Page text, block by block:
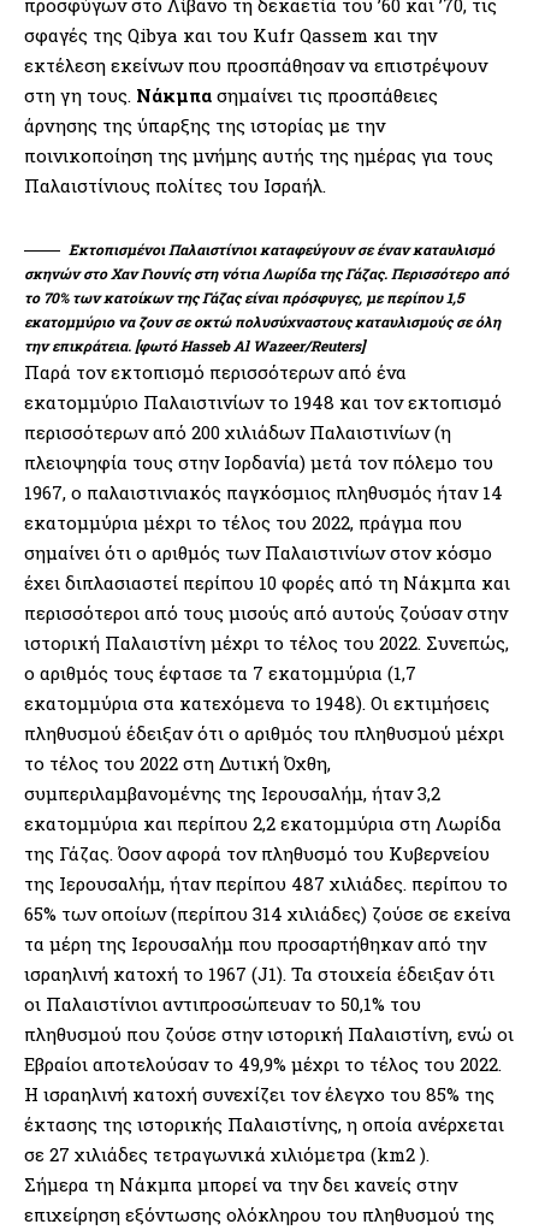
σφαγές της Qibya και του Kufr Qassem και την
εκτέλεση εκείνων που προσπάθησαν να επιστρέψουν
στη γη τους. Νάκμπα σημαίνει τις προσπάθειες
άρνησης της ύπαρξης της ιστορίας με την
ποινικοποίηση της μνήμης αυτής της ημέρας για τους
Παλαιστίνιους πολίτες του Ισραήλ.
Εκτοπισμένοι Παλαιστίνιοι καταφεύγουν σε έναν καταυλισμό
σκηνών στο Χαν Γιουνίς στη νότια Λωρίδα της Γάζας. Περισσότερο από
το 70% των κατοίκων της Γάζας είναι πρόσφυγες, με περίπου 1,5
εκατομμύριο να ζουν σε οκτώ πολυσύχναστους καταυλισμούς σε όλη
την επικράτεια. [φωτό Hasseb Al Wazeer/Reuters]
Παρά τον εκτοπισμό περισσότερων από ένα
εκατομμύριο Παλαιστινίων το 1948 και τον εκτοπισμό
περισσότερων από 200 χιλιάδων Παλαιστινίων (η
πλειοψηφία τους στην Ιορδανία) μετά τον πόλεμο του
1967, ο παλαιστινιακός παγκόσμιος πληθυσμός ήταν 14
εκατομμύρια μέχρι το τέλος του 2022, πράγμα που
σημαίνει ότι ο αριθμός των Παλαιστινίων στον κόσμο
έχει διπλασιαστεί περίπου 10 φορές από τη Νάκμπα και
περισσότεροι από τους μισούς από αυτούς ζούσαν στην
ιστορική Παλαιστίνη μέχρι το τέλος του 2022. Συνεπώς,
ο αριθμός τους έφτασε τα 7 εκατομμύρια (1,7
εκατομμύρια στα κατεχόμενα το 1948). Οι εκτιμήσεις
πληθυσμού έδειξαν ότι ο αριθμός του πληθυσμού μέχρι
το τέλος του 2022 στη Δυτική Όχθη,
συμπεριλαμβανομένης της Ιερουσαλήμ, ήταν 3,2
εκατομμύρια και περίπου 2,2 εκατομμύρια στη Λωρίδα
της Γάζας. Όσον αφορά τον πληθυσμό του Κυβερνείου
της Ιερουσαλήμ, ήταν περίπου 487 χιλιάδες. περίπου το
65% των οποίων (περίπου 314 χιλιάδες) ζούσε σε εκείνα
τα μέρη της Ιερουσαλήμ που προσαρτήθηκαν από την
ισραηλινή κατοχή το 1967 (J1). Τα στοιχεία έδειξαν ότι
οι Παλαιστίνιοι αντιπροσώπευαν το 50,1% του
πληθυσμού που ζούσε στην ιστορική Παλαιστίνη, ενώ οι
Εβραίοι αποτελούσαν το 49,9% μέχρι το τέλος του 2022.
Η ισραηλινή κατοχή συνεχίζει τον έλεγχο του 85% της
έκτασης της ιστορικής Παλαιστίνης, η οποία ανέρχεται
σε 27 χιλιάδες τετραγωνικά χιλιόμετρα (km2 ).
Σήμερα τη Νάκμπα μπορεί να την δει κανείς στην
επιχείρηση εξόντωσης ολόκληρου του πληθυσμού της